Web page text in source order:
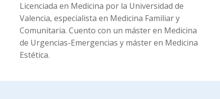
Licenciada en Medicina por la Universidad de
Valencia, especialista en Medicina Familiar y
Comunitaria. Cuento con un máster en Medicina
de Urgencias-Emergencias y máster en Medicina
Estética.